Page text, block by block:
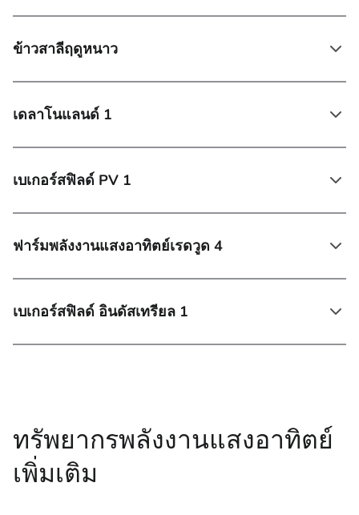
ข้าวสาลีฤดูหนาว
เดลาโนแลนด์ 1
เบเกอร์สฟิลด์ PV 1
ฟาร์มพลังงานแสงอาทิตย์เรดวูด 4
เบเกอร์สฟิลด์ อินดัสเทรียล 1
ทรัพยากรพลังงานแสงอาทิตย์
เพิ่มเติม